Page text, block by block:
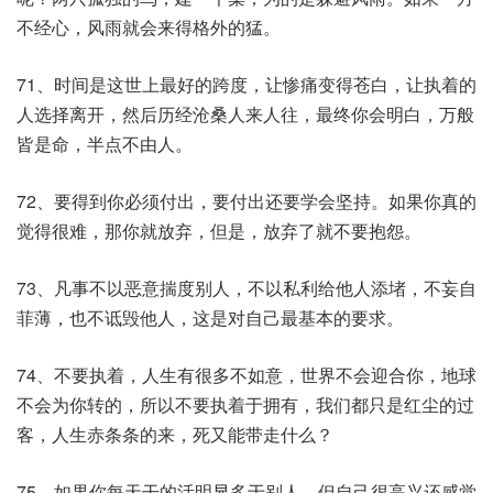
不经心，风雨就会来得格外的猛。
71、时间是这世上最好的跨度，让惨痛变得苍白，让执着的
人选择离开，然后历经沧桑人来人往，最终你会明白，万般
皆是命，半点不由人。
72、要得到你必须付出，要付出还要学会坚持。如果你真的
觉得很难，那你就放弃，但是，放弃了就不要抱怨。
73、凡事不以恶意揣度别人，不以私利给他人添堵，不妄自
菲薄，也不诋毁他人，这是对自己最基本的要求。
74、不要执着，人生有很多不如意，世界不会迎合你，地球
不会为你转的，所以不要执着于拥有，我们都只是红尘的过
客，人生赤条条的来，死又能带走什么？